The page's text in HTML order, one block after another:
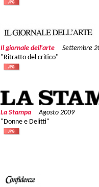
Il giornale dell'arte
Settembre
"Ritratto del critico"
La Stampa
Agosto 2009
"Donne e Delitti"